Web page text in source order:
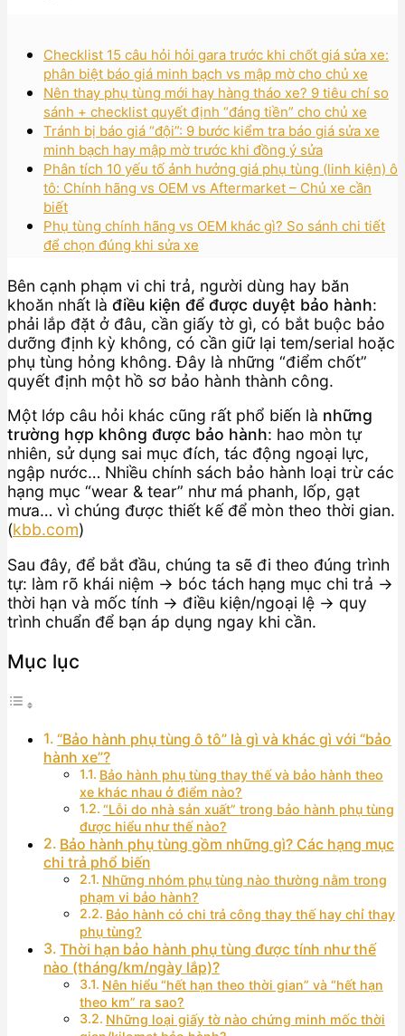
Checklist 15 câu hỏi hỏi gara trước khi chốt giá sửa xe:
phân biệt báo giá minh bạch vs mập mờ cho chủ xe
Nên thay phụ tùng mới hay hàng tháo xe? 9 tiêu chí so
sánh + checklist quyết định “đáng tiền” cho chủ xe
Tránh bị báo giá “đội”: 9 bước kiểm tra báo giá sửa xe
minh bạch hay mập mờ trước khi đồng ý sửa
Phân tích 10 yếu tố ảnh hưởng giá phụ tùng (linh kiện) ô
tô: Chính hãng vs OEM vs Aftermarket – Chủ xe cần
biết
Phụ tùng chính hãng vs OEM khác gì? So sánh chi tiết
để chọn đúng khi sửa xe
Bên cạnh phạm vi chi trả, người dùng hay băn
khoăn nhất là điều kiện để được duyệt bảo hành:
phải lắp đặt ở đâu, cần giấy tờ gì, có bắt buộc bảo
dưỡng định kỳ không, có cần giữ lại tem/serial hoặc
phụ tùng hỏng không. Đây là những “điểm chốt”
quyết định một hồ sơ bảo hành thành công.
Một lớp câu hỏi khác cũng rất phổ biến là những
trường hợp không được bảo hành: hao mòn tự
nhiên, sử dụng sai mục đích, tác động ngoại lực,
ngập nước… Nhiều chính sách bảo hành loại trừ các
hạng mục “wear & tear” như má phanh, lốp, gạt
mưa… vì chúng được thiết kế để mòn theo thời gian.
(kbb.com)
Sau đây, để bắt đầu, chúng ta sẽ đi theo đúng trình
tự: làm rõ khái niệm → bóc tách hạng mục chi trả →
thời hạn và mốc tính → điều kiện/ngoại lệ → quy
trình chuẩn để bạn áp dụng ngay khi cần.
Mục lục
“Bảo hành phụ tùng ô tô” là gì và khác gì với “bảo
hành xe”?
Bảo hành phụ tùng thay thế và bảo hành theo
xe khác nhau ở điểm nào?
“Lỗi do nhà sản xuất” trong bảo hành phụ tùng
được hiểu như thế nào?
Bảo hành phụ tùng gồm những gì? Các hạng mục
chi trả phổ biến
Những nhóm phụ tùng nào thường nằm trong
phạm vi bảo hành?
Bảo hành có chi trả công thay thế hay chỉ thay
phụ tùng?
Thời hạn bảo hành phụ tùng được tính như thế
nào (tháng/km/ngày lắp)?
Nên hiểu “hết hạn theo thời gian” và “hết hạn
theo km” ra sao?
Những loại giấy tờ nào chứng minh mốc thời